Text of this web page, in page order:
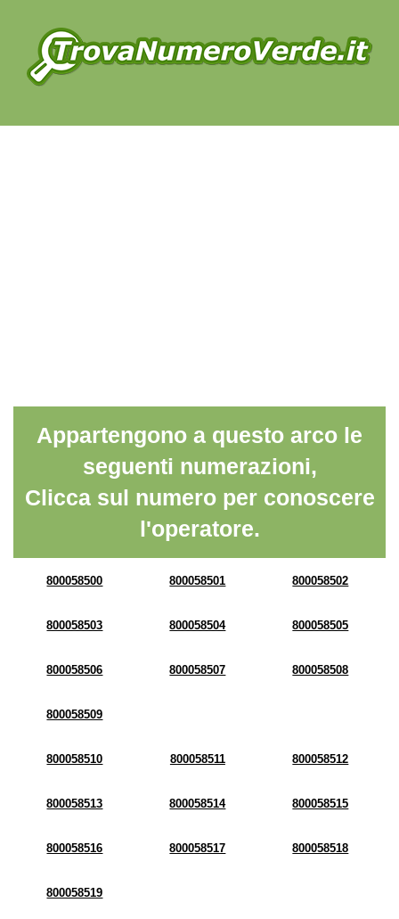
Appartengono a questo arco le
seguenti numerazioni,
Clicca sul numero per conoscere
l'operatore.
800058500 800058501 800058502
800058503 800058504 800058505
800058506 800058507 800058508
800058509
800058510 800058511 800058512
800058513 800058514 800058515
800058516 800058517 800058518
800058519